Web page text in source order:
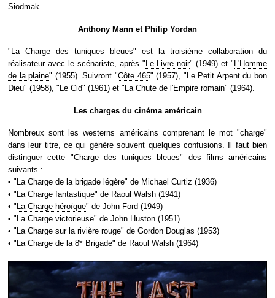
Siodmak.
Anthony Mann et Philip Yordan
"La Charge des tuniques bleues" est la troisième collaboration du
réalisateur avec le scénariste, après " Le Livre noir" (1949) et " L'Homme
de la plaine" (1955). Suivront "Côte 465" (1957), "Le Petit Arpent du bon
Dieu" (1958), " Le Cid" (1961) et "La Chute de l'Empire romain" (1964).
Les charges du cinéma américain
Nombreux sont les westerns américains comprenant le mot "charge"
dans leur titre, ce qui génère souvent quelques confusions. Il faut bien
distinguer cette "Charge des tuniques bleues" des films américains
suivants :
• "La Charge de la brigade légère" de Michael Curtiz (1936)
• " La Charge fantastique" de Raoul Walsh (1941)
• " La Charge héroïque" de John Ford (1949)
• "La Charge victorieuse" de John Huston (1951)
• "La Charge sur la rivière rouge" de Gordon Douglas (1953)
• "La Charge de la 8e Brigade" de Raoul Walsh (1964)